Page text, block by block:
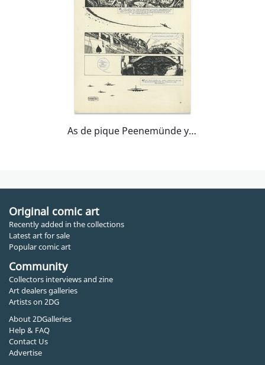
As de pique Peenemünde y el miedo
Original comic art
Recently added in the collections
Latest art for sale
Popular comic art
Community
Collectors interviews and zine
Art dealers galleries
Artists on 2DG
About 2DGalleries
Help & FAQ
Contact Us
Advertise